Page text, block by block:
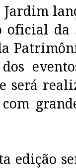
oficial da
será
edição